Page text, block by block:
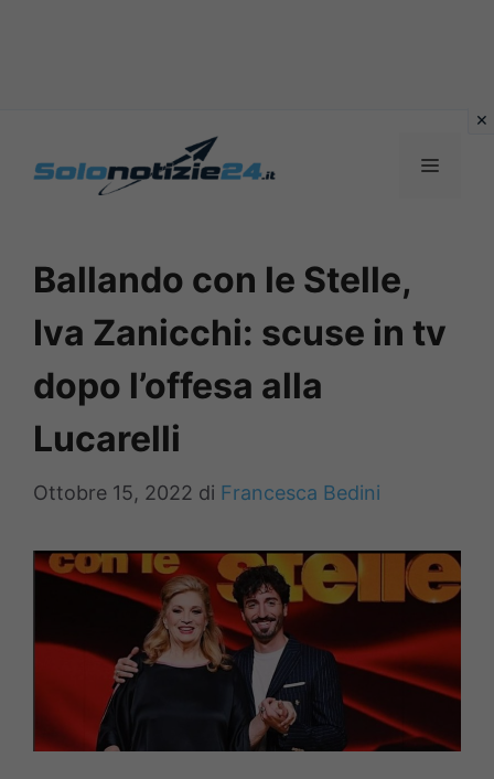
MENU
Ballando con le Stelle,
Iva Zanicchi: scuse in tv
dopo l’offesa alla
Lucarelli
Ottobre 15, 2022 di Francesca Bedini